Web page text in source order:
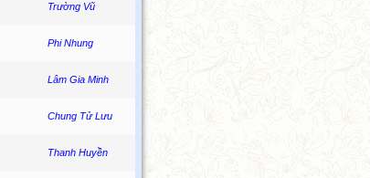
Trường Vũ
Phi Nhung
Lâm Gia Minh
Chung Tử Lưu
Thanh Huyền